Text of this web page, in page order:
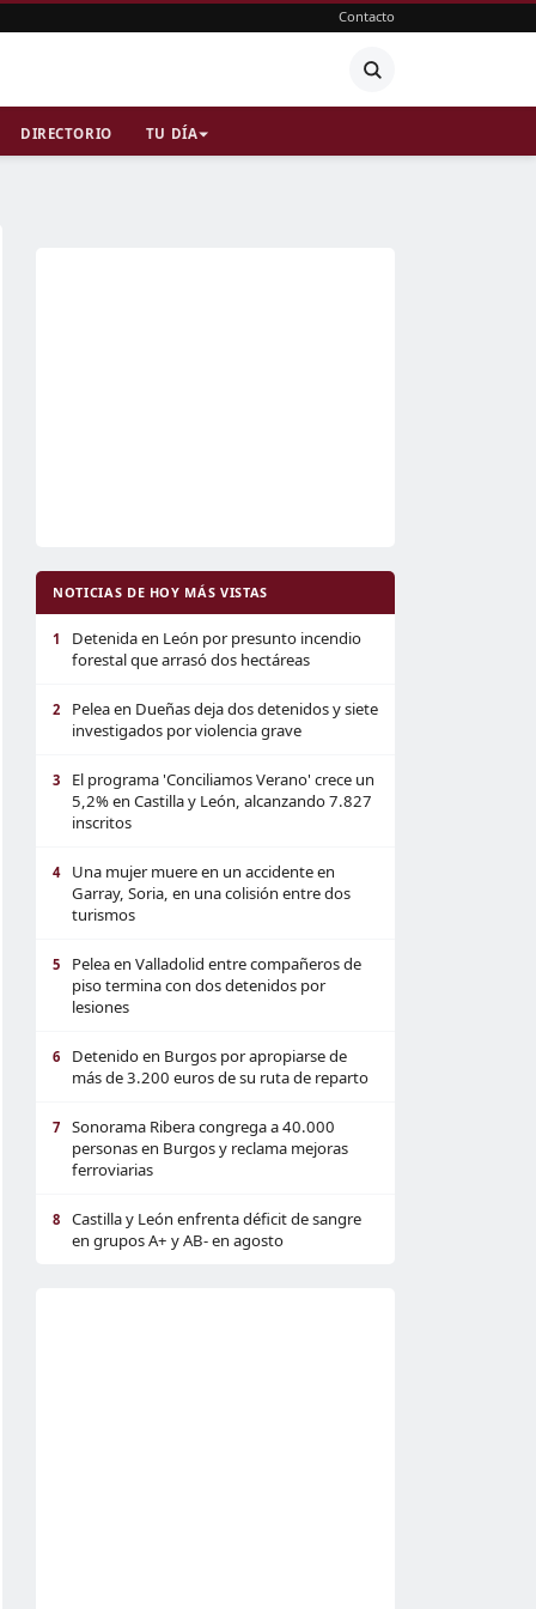
Contacto
DIRECTORIO TU DÍA
NOTICIAS DE HOY MÁS VISTAS
1
Detenida en León por presunto incendio
forestal que arrasó dos hectáreas
2
Pelea en Dueñas deja dos detenidos y siete
investigados por violencia grave
3
El programa 'Conciliamos Verano' crece un
5,2% en Castilla y León, alcanzando 7.827
inscritos
4
Una mujer muere en un accidente en
Garray, Soria, en una colisión entre dos
turismos
5
Pelea en Valladolid entre compañeros de
piso termina con dos detenidos por
lesiones
6
Detenido en Burgos por apropiarse de
más de 3.200 euros de su ruta de reparto
7
Sonorama Ribera congrega a 40.000
personas en Burgos y reclama mejoras
ferroviarias
8
Castilla y León enfrenta déficit de sangre
en grupos A+ y AB- en agosto